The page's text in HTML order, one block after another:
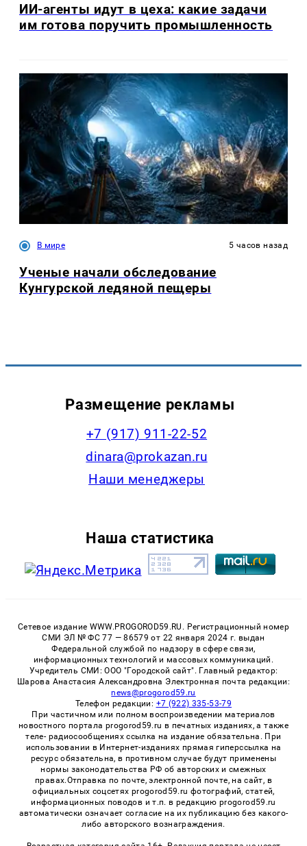
ИИ-агенты идут в цеха: какие задачи
им готова поручить промышленность
В мире 5 часов назад
Ученые начали обследование
Кунгурской ледяной пещеры
Размещение рекламы
+7 (917) 911-22-52
dinara@prokazan.ru
Наши менеджеры
Наша статистика
Сетевое издание WWW.PROGOROD59.RU. Регистрационный номер
СМИ ЭЛ № ФС 77 — 86579 от 22 января 2024 г. выдан
Федеральной службой по надзору в сфере связи,
информационных технологий и массовых коммуникаций.
Учредитель СМИ: ООО "Городской сайт". Главный редактор:
Шарова Анастасия Александровна Электронная почта редакции:
news@progorod59.ru
Телефон редакции: +7 (922) 335-53-79
При частичном или полном воспроизведении материалов
новостного портала progorod59.ru в печатных изданиях, а также
теле- радиосообщениях ссылка на издание обязательна. При
использовании в Интернет-изданиях прямая гиперссылка на
ресурс обязательна, в противном случае будут применены
нормы законодательства РФ об авторских и смежных
правах.Отправка по почте, электронной почте, на сайт, в
официальных соцсетях progorod59.ru фотографий, статей,
информационных поводов и т.п. в редакцию progorod59.ru
автоматически означает согласие на их публикацию без какого-
либо авторского вознаграждения.